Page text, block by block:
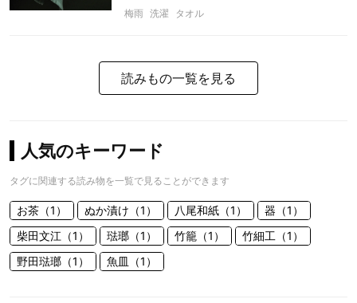
梅雨 洗濯 タオル
読みもの一覧を見る
人気のキーワード
タグに関連する読み物を一覧で見ることができます
お茶（1） ぬか漬け（1） 八尾和紙（1）
器（1）
柴田文江（1）
琺瑯（1） 竹籠（1）
竹細工（1）
野田琺瑯（1）
魚皿（1）